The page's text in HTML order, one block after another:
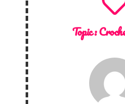
Topic :